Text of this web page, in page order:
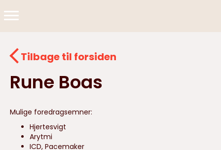
Tilbage til forsiden
Rune Boas
Mulige foredragsemner:
Hjertesvigt
Arytmi
ICD, Pacemaker